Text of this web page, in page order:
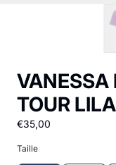
VANESSA
TOUR LILA
€35,00
Taille